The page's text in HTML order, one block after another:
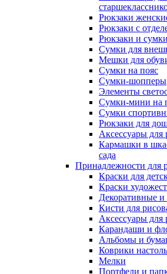
Рюкзаки
Рюкзаки с
Рюкзаки и
Сумки для
Мешки для
Сумки на пояс
Сумки-шопперы
Элементы
Сумки-мини на
Сумки
Рюкзаки для
Аксессуары для
Кармашки в
сада
Принадлежности для
Краски для
Краски
Декоративные и
Кисти для
Аксессуары для
Карандаши и
Альбомы и
Коврики
Мелки
Портфели и